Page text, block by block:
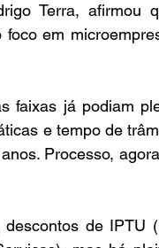
Terra, afirmou
em
faixas já podiam
e tempo de
Processo,
de IPTU